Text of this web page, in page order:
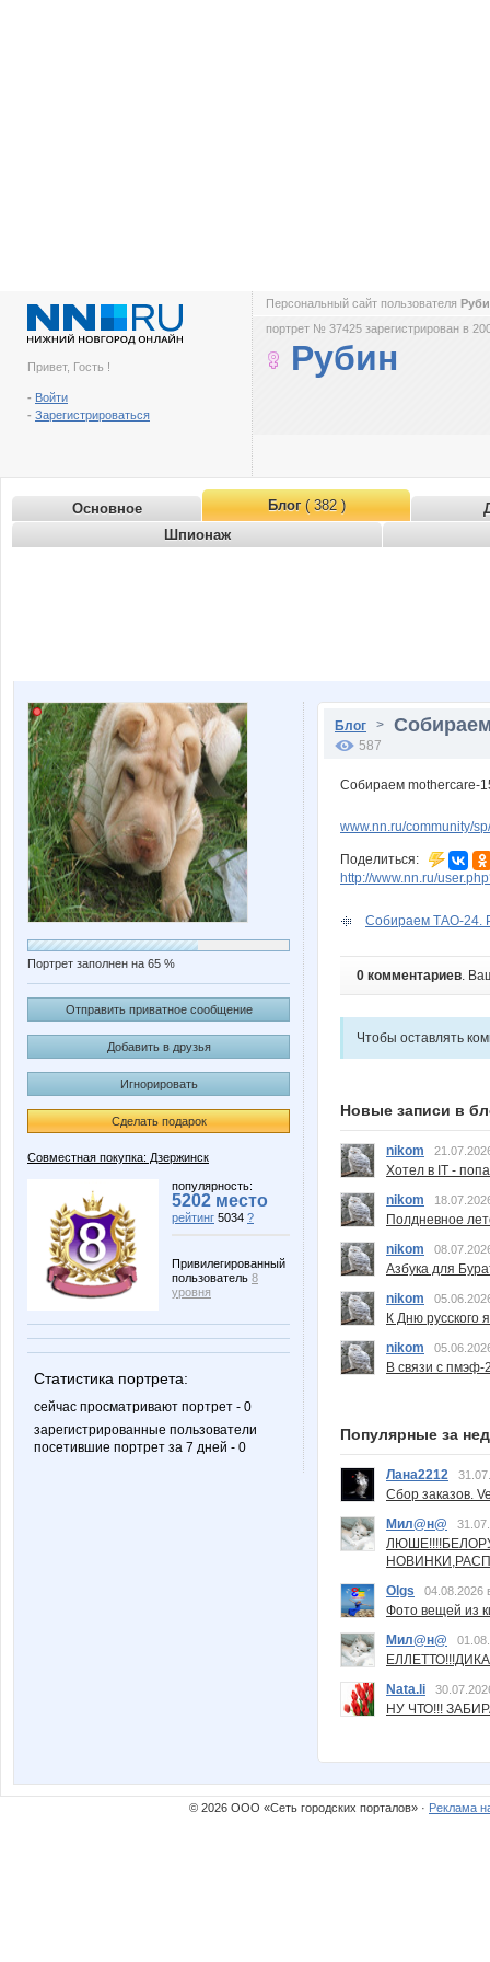
Привет, Гость !
- Войти
- Зарегистрироваться
Персональный сайт пользователя
портрет № 37425 зарегистрирован в
Рубин
Основное Блог( 382 )
Шпионаж
Портрет заполнен на 65 %
Отправить приватное сообщение
Добавить в друзья
Игнорировать
Сделать подарок
Совместная покупка: Дзержинск
популярность:
5202 место
рейтинг 5034 ?
Привилегированный
пользователь 8
уровня
Статистика портрета:
сейчас просматривают портрет - 0
зарегистрированные пользователи
посетившие портрет за 7 дней - 0
Блог >
587
Собираем mothercare-
www.nn.ru/community/
Поделиться:
http://www.nn.ru/
Собираем ТАО-24.
0 комментариев.
Чтобы оставлять
Новые записи в
nikom
Хотел в IT -
nikom
Полдневное
nikom
Азбука для
nikom
К Дню русского
nikom
В связи с пмэф-
Популярные за
Лана2212
Сбор заказов.
Мил@н@
Olgs
04.08.2026
Фото вещей из
Мил@н@
Nata.li
НУ ЧТО!!!
© 2026 ООО «Сеть городских порталов» · Реклама